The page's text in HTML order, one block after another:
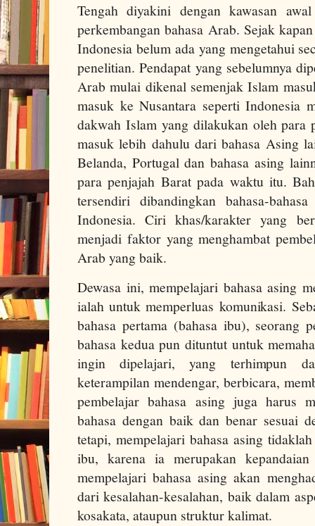
Tengah diyakini dengan kawasan
perkembangan bahasa Arab. Sejak
Indonesia belum ada yang mengetahui
penelitian. Pendapat yang sebelumnya
Arab mulai dikenal semenjak Islam
masuk ke Nusantara seperti Indonesia
dakwah Islam yang dilakukan oleh para
masuk lebih dahulu dari bahasa Asing
Belanda, Portugal dan bahasa asing
para penjajah Barat pada waktu itu.
tersendiri dibandingkan bahasa-
Indonesia. Ciri khas/karakter yang
menjadi faktor yang menghambat
Arab yang baik.
Dewasa ini, mempelajari bahasa asing
ialah untuk memperluas komunikasi.
bahasa pertama (bahasa ibu), seorang
bahasa kedua pun dituntut untuk
ingin dipelajari, yang terhimpun
keterampilan mendengar, berbicara,
pembelajar bahasa asing juga harus
bahasa dengan baik dan benar sesuai
tetapi, mempelajari bahasa asing
ibu, karena ia merupakan
mempelajari bahasa asing akan
dari kesalahan-kesalahan, baik dalam
kosakata, ataupun struktur kalimat.